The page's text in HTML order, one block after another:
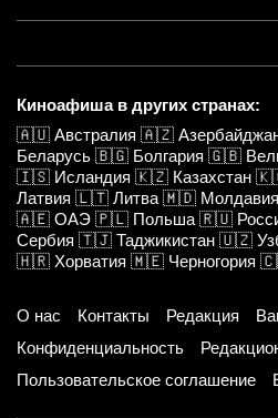
Киноафиша в других странах:
🇦🇺 Австралия 🇦🇿
Беларусь 🇧🇬 Болгария 🇬🇧
🇮🇸 Исландия 🇰🇿 Казахстан
Латвия 🇱🇹 Литва 🇲🇩 Молдавия
🇦🇪 ОАЭ 🇵🇱 Польша 🇷🇺
Сербия 🇹🇯 Таджикистан 🇺🇿
🇭🇷 Хорватия 🇲🇪 Черногория
О нас Контакты Редакция
Конфиденциальность
Пользовательское соглашение